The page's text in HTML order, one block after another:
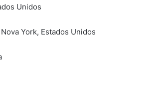
Unidos
York, Estados Unidos